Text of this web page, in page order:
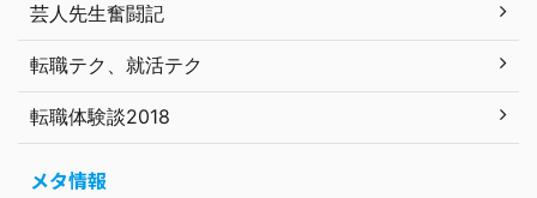
芸人先生奮闘記
転職テク、就活テク
転職体験談2018
メタ情報